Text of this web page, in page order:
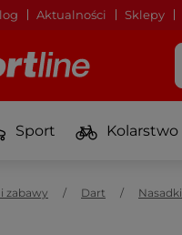
Aktualności Sklepy
Sport Kolarstwo
zabawy Dart Nasadki